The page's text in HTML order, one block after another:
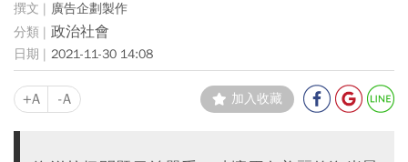
廣告企劃製作
政治社會
2021-11-30 14:08
+A -A 加入收藏